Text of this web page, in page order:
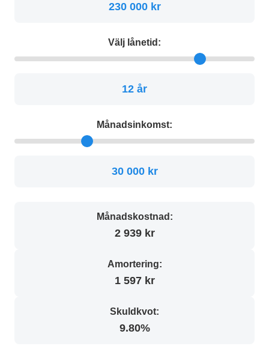
230 000 kr
Välj lånetid:
12 år
Månadsinkomst:
30 000 kr
Månadskostnad:
2 939 kr
Amortering:
1 597 kr
Skuldkvot:
9.80%